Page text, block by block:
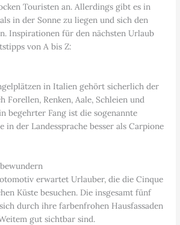
Touristen an. Allerdings gibt es in
in der Sonne zu liegen und sich den
Inspirationen für den nächsten Urlaub
von A bis Z:
in Italien gehört sicherlich der
Forellen, Renken, Aale, Schleien und
begehrter Fang ist die sogenannte
in der Landessprache besser als Carpione
erwartet Urlauber, die die Cinque
Küste besuchen. Die insgesamt fünf
durch ihre farbenfrohen Hausfassaden
gut sichtbar sind.